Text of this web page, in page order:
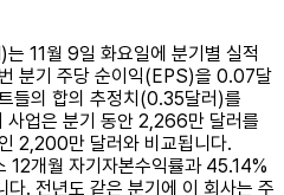
11월 9일 화요일에 분기별 실적
분기 주당 순이익(EPS)을 0.07달
들의 합의 추정치(0.35달러)를
업은 분기 동안 2,266만 달러를
2,200만 달러와 비교됩니다.
개월 자기자본수익률과 45.14%
. 전년도 같은 분기에 이 회사는 주